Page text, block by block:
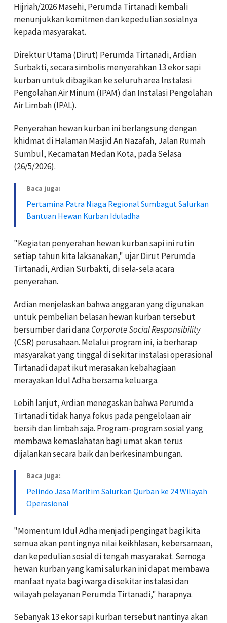
Hijriah/2026 Masehi, Perumda Tirtanadi kembali
menunjukkan komitmen dan kepedulian sosialnya
kepada masyarakat.
Direktur Utama (Dirut) Perumda Tirtanadi, Ardian
Surbakti, secara simbolis menyerahkan 13 ekor sapi
kurban untuk dibagikan ke seluruh area Instalasi
Pengolahan Air Minum (IPAM) dan Instalasi Pengolahan
Air Limbah (IPAL).
Penyerahan hewan kurban ini berlangsung dengan
khidmat di Halaman Masjid An Nazafah, Jalan Rumah
Sumbul, Kecamatan Medan Kota, pada Selasa
(26/5/2026).
Baca juga:
Pertamina Patra Niaga Regional Sumbagut Salurkan
Bantuan Hewan Kurban Iduladha
"Kegiatan penyerahan hewan kurban sapi ini rutin
setiap tahun kita laksanakan," ujar Dirut Perumda
Tirtanadi, Ardian Surbakti, di sela-sela acara
penyerahan.
Ardian menjelaskan bahwa anggaran yang digunakan
untuk pembelian belasan hewan kurban tersebut
bersumber dari danaCorporate Social Responsibility
(CSR) perusahaan. Melalui program ini, ia berharap
masyarakat yang tinggal di sekitar instalasi operasional
Tirtanadi dapat ikut merasakan kebahagiaan
merayakan Idul Adha bersama keluarga.
Lebih lanjut, Ardian menegaskan bahwa Perumda
Tirtanadi tidak hanya fokus pada pengelolaan air
bersih dan limbah saja. Program-program sosial yang
membawa kemaslahatan bagi umat akan terus
dijalankan secara baik dan berkesinambungan.
Baca juga:
Pelindo Jasa Maritim Salurkan Qurban ke 24 Wilayah
Operasional
"Momentum Idul Adha menjadi pengingat bagi kita
semua akan pentingnya nilai keikhlasan, kebersamaan,
dan kepedulian sosial di tengah masyarakat. Semoga
hewan kurban yang kami salurkan ini dapat membawa
manfaat nyata bagi warga di sekitar instalasi dan
wilayah pelayanan Perumda Tirtanadi," harapnya.
Sebanyak 13 ekor sapi kurban tersebut nantinya akan